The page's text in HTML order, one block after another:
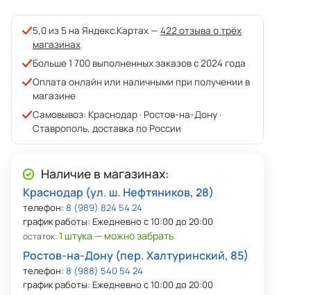
5,0 из 5 на Яндекс.Картах — 422 отзыва о трёх
магазинах
Больше 1 700 выполненных заказов с 2024 года
Оплата онлайн или наличными при получении в
магазине
Самовывоз: Краснодар · Ростов-на-Дону ·
Ставрополь, доставка по России
Наличие в магазинах:
Краснодар (ул. ш. Нефтяников, 28)
телефон: 8 (989) 824 54 24
график работы: Ежедневно с 10:00 до 20:00
остаток:1 штука — можно забрать
Ростов-на-Дону (пер. Халтуринский, 85)
телефон: 8 (988) 540 54 24
график работы: Ежедневно с 10:00 до 20:00